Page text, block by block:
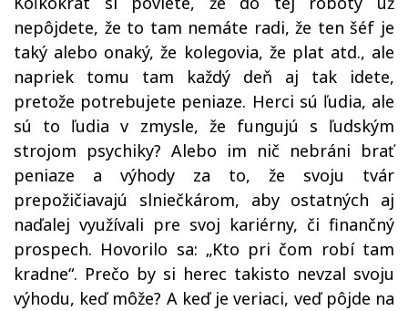
nepôjdete, že to tam nemáte radi, že ten šéf je
taký alebo onaký, že kolegovia, že plat atd., ale
napriek tomu tam každý deň aj tak idete,
pretože potrebujete peniaze. Herci sú ľudia, ale
sú to ľudia v zmysle, že fungujú s ľudským
strojom psychiky? Alebo im nič nebráni brať
peniaze a výhody za to, že svoju tvár
prepožičiavajú slniečkárom, aby ostatných aj
naďalej využívali pre svoj kariérny, či finančný
prospech. Hovorilo sa: „Kto pri čom robí tam
kradne“. Prečo by si herec takisto nevzal svoju
výhodu, keď môže? A keď je veriaci, veď pôjde na